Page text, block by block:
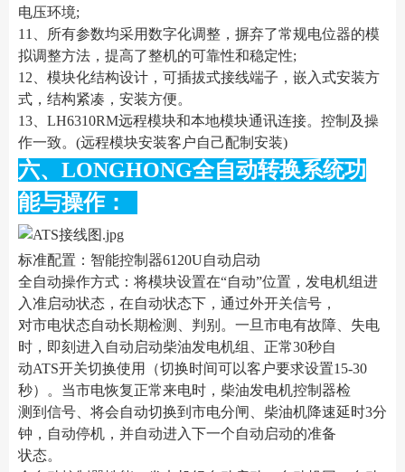
电压环境;
11、所有参数均采用数字化调整，摒弃了常规电位器的模
拟调整方法，提高了整机的可靠性和稳定性;
12、模块化结构设计，可插拔式接线端子，嵌入式安装方
式，结构紧凑，安装方便。
13、LH6310RM远程模块和本地模块通讯连接。控制及操
作一致。(远程模块安装客户自己配制安装)
六、LONGHONG全自动转换系统功
能与操作：
标准配置：智能控制器6120U自动启动
全自动操作方式：将模块设置在“自动”位置，发电机组进
入准启动状态，在自动状态下，通过外开关信号，
对市电状态自动长期检测、判别。一旦市电有故障、失电
时，即刻进入自动启动柴油发电机组、正常30秒自
动ATS开关切换使用（切换时间可以客户要求设置15-30
秒）。当市电恢复正常来电时，柴油发电机控制器检
测到信号、将会自动切换到市电分闸、柴油机降速延时3分
钟，自动停机，并自动进入下一个自动启动的准备
状态。